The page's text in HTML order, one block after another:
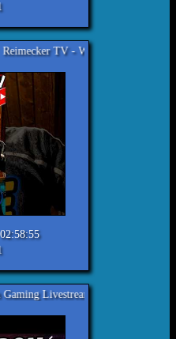
aus meiner Jugend Nr.621 #lachen
02:58:55